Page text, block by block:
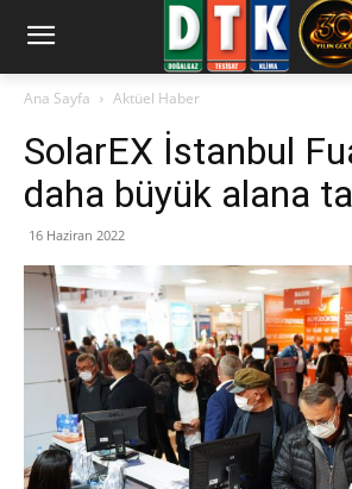
Ana Sayfa Aktüel Haber
SolarEX İstanbul
daha büyük alana
16 Haziran 2022